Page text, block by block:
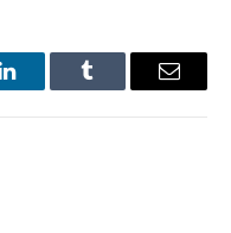
LinkedInTumblr Email